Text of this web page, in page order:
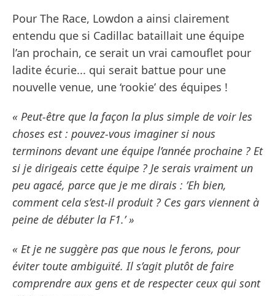
Pour The Race, Lowdon a ainsi clairement
entendu que si Cadillac bataillait une équipe
l’an prochain, ce serait un vrai camouflet pour
ladite écurie... qui serait battue pour une
nouvelle venue, une ‘rookie’ des équipes !
« Peut-être que la façon la plus simple de voir les
choses est : pouvez-vous imaginer si nous
terminons devant une équipe l’année prochaine ? Et
si je dirigeais cette équipe ? Je serais vraiment un
peu agacé, parce que je me dirais : ’Eh bien,
comment cela s’est-il produit ? Ces gars viennent à
peine de débuter la F1.’ »
« Et je ne suggère pas que nous le ferons, pour
éviter toute ambiguïté. Il s’agit plutôt de faire
comprendre aux gens et de respecter ceux qui sont